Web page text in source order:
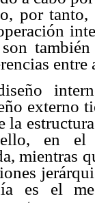
por tanto,
entre
externo
la
ello, en
mientras
es el